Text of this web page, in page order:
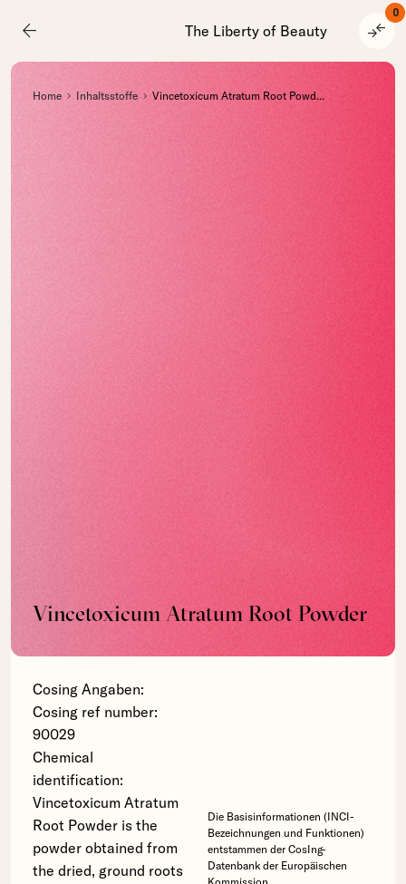
arrow_back The Liberty of Beauty compare_arrows
0
Home Inhaltsstoffe Vincetoxicum Atratum Root Powd...
Vincetoxicum Atratum Root Powder
Cosing Angaben:
Cosing ref number:
90029
Chemical
identification:
Vincetoxicum Atratum
Root Powder is the
powder obtained from
the dried, ground roots
Die Basisinformationen (INCI-
Bezeichnungen und Funktionen)
entstammen der CosIng-
Datenbank der Europäischen